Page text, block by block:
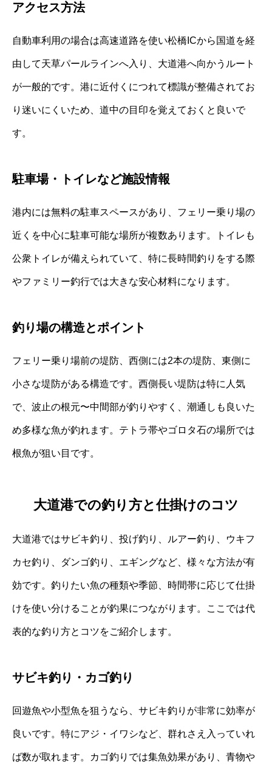
アクセス方法
自動車利用の場合は高速道路を使い松橋ICから国道を経
由して天草パールラインへ入り、大道港へ向かうルート
が一般的です。港に近付くにつれて標識が整備されてお
り迷いにくいため、道中の目印を覚えておくと良いで
す。
駐車場・トイレなど施設情報
港内には無料の駐車スペースがあり、フェリー乗り場の
近くを中心に駐車可能な場所が複数あります。トイレも
公衆トイレが備えられていて、特に長時間釣りをする際
やファミリー釣行では大きな安心材料になります。
釣り場の構造とポイント
フェリー乗り場前の堤防、西側には2本の堤防、東側に
小さな堤防がある構造です。西側長い堤防は特に人気
で、波止の根元〜中間部が釣りやすく、潮通しも良いた
め多様な魚が釣れます。テトラ帯やゴロタ石の場所では
根魚が狙い目です。
大道港での釣り方と仕掛けのコツ
大道港ではサビキ釣り、投げ釣り、ルアー釣り、ウキフ
カセ釣り、ダンゴ釣り、エギングなど、様々な方法が有
効です。釣りたい魚の種類や季節、時間帯に応じて仕掛
けを使い分けることが釣果につながります。ここでは代
表的な釣り方とコツをご紹介します。
サビキ釣り・カゴ釣り
回遊魚や小型魚を狙うなら、サビキ釣りが非常に効率が
良いです。特にアジ・イワシなど、群れさえ入っていれ
ば数が取れます。カゴ釣りでは集魚効果があり、青物や